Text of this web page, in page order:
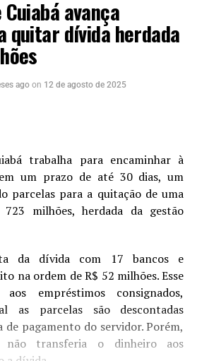
avança
quitar dívida herdada
ago on 12 de agosto de 2025
trabalha para encaminhar à
um prazo de até 30 dias, um
parcelas para a quitação de uma
milhões, herdada da gestão
da dívida com 17 bancos e
na ordem de R$ 52 milhões. Esse
empréstimos consignados,
as parcelas são descontadas
pagamento do servidor. Porém,
transferia o dinheiro aos